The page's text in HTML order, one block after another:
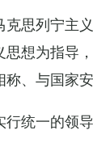
思列宁主义
想为指导
、与国家
统一的领导